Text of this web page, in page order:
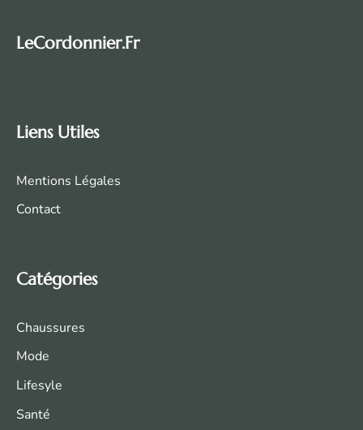
LeCordonnier.fr
Liens Utiles
Mentions Légales
Contact
Catégories
Chaussures
Mode
Lifesyle
Santé